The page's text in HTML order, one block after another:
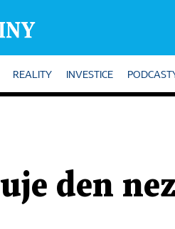
REALITY INVESTICE
den